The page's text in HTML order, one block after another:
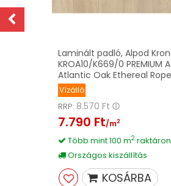
Laminált padló, Alpod
KROA10/K669/0 PREMIUM
Atlantic Oak Ethereal
Vízálló
RRP: 8.570 Ft
7.790 Ft/m2
Több mint 100 m2 raktáron
Országos kiszállítás
KOSÁRBA